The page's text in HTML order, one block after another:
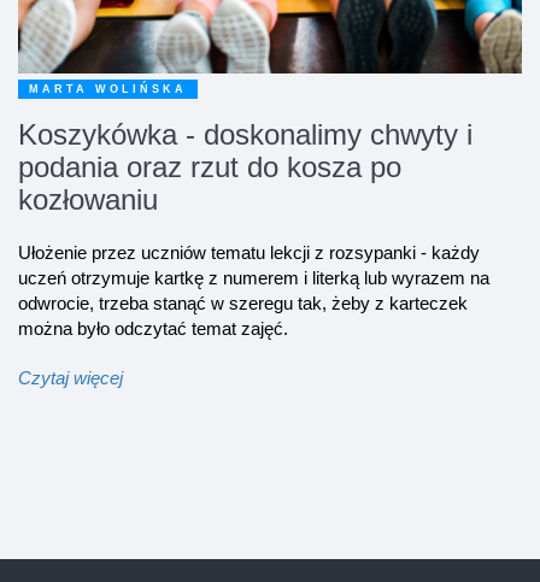
MARTA WOLIŃSKA
Koszykówka - doskonalimy chwyty i
podania oraz rzut do kosza po
kozłowaniu
Ułożenie przez uczniów tematu lekcji z rozsypanki - każdy
uczeń otrzymuje kartkę z numerem i literką lub wyrazem na
odwrocie, trzeba stanąć w szeregu tak, żeby z karteczek
można było odczytać temat zajęć.
Czytaj więcej